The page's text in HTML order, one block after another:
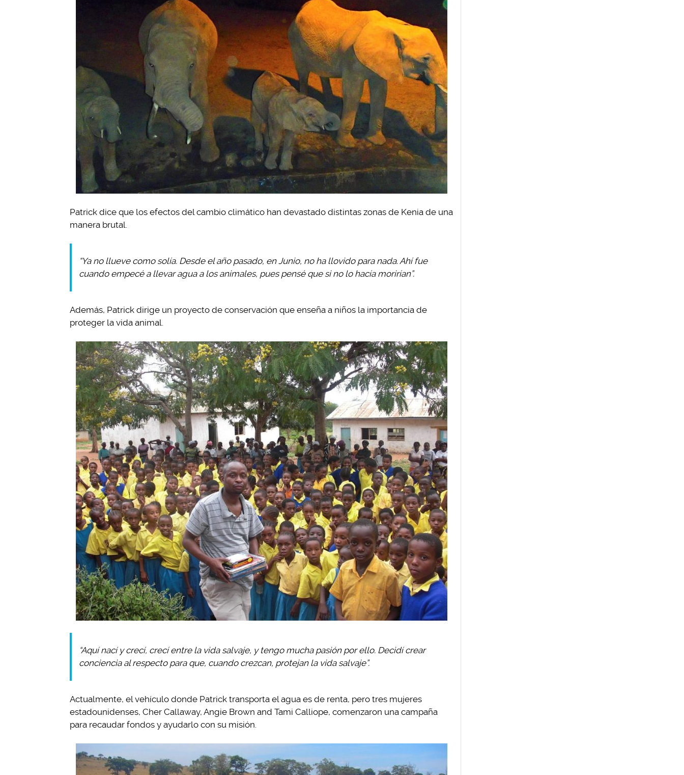
Patrick dice que los efectos del cambio climático han devastado distintas zonas de Kenia de una
manera brutal.
“Ya no llueve como solía. Desde el año pasado, en Junio, no ha llovido para nada. Ahí fue
cuando empecé a llevar agua a los animales, pues pensé que si no lo hacía morirían”.
Además, Patrick dirige un proyecto de conservación que enseña a niños la importancia de
proteger la vida animal.
“Aquí nací y crecí, crecí entre la vida salvaje, y tengo mucha pasión por ello. Decidí crear
conciencia al respecto para que, cuando crezcan, protejan la vida salvaje”.
Actualmente, el vehículo donde Patrick transporta el agua es de renta, pero tres mujeres
estadounidenses, Cher Callaway, Angie Brown and Tami Calliope, comenzaron una campaña
para recaudar fondos y ayudarlo con su misión.